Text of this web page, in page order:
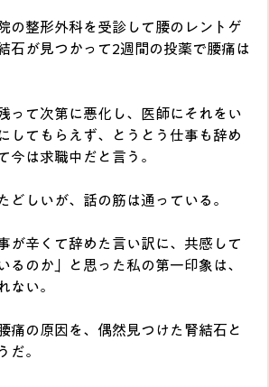
の整形外科を受診して腰のレントゲ
石が見つかって2週間の投薬で腰痛は
って次第に悪化し、医師にそれをい
してもらえず、とうとう仕事も辞め
今は求職中だと言う。
どしいが、話の筋は通っている。
が辛くて辞めた言い訳に、共感して
るのか」と思った私の第一印象は、
ない。
痛の原因を、偶然見つけた腎結石と
だ。